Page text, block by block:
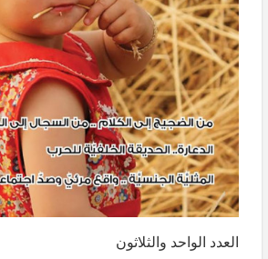
العدد الواحد والثلاثون